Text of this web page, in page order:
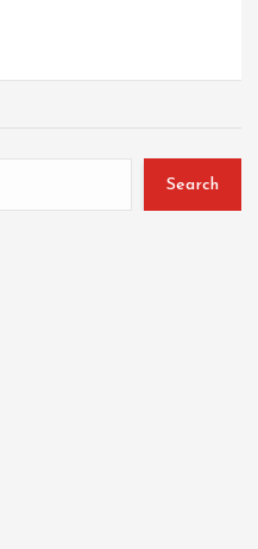
Search